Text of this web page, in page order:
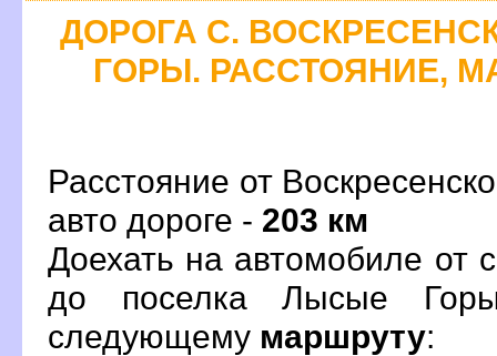
ДОРОГА С.
ГОРЫ. РАССТОЯНИЕ,
Расстояние от
авто дороге - 203 км
Доехать на автомобиле от
до поселка Лысые
следующему маршруту: